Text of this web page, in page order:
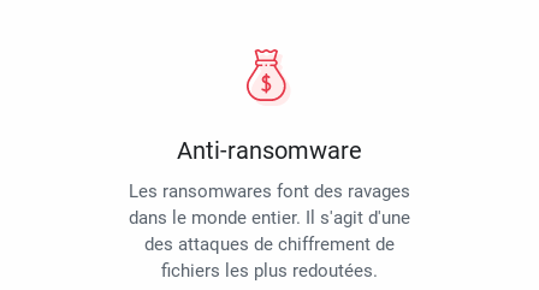
Anti-ransomware
Les ransomwares font des ravages
dans le monde entier. Il s'agit d'une
des attaques de chiffrement de
fichiers les plus redoutées.